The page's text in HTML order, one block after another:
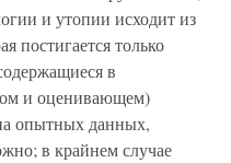
и утопии исходит из
постигается только
в
и оценивающем)
опытных данных,
в крайнем случае